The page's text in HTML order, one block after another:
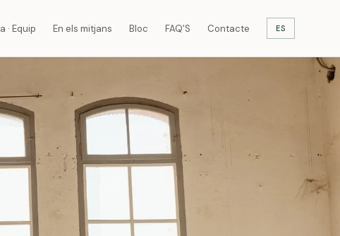
· Equip En els mitjans Bloc FAQ'S Contacte ES